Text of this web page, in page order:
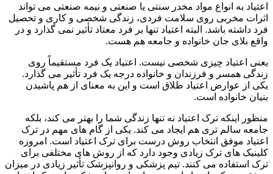
اعتیاد به انواع مواد مخدر سنتی یا صنعتی و نیمه صنعتی می تواند
اثرات مخربی روی سلامت فردی، زندگی شخصی و کاری و تحصیل
فرد داشته باشد. البته اعتیاد تنها بر فرد معتاد تأثیر نمی گذارد و در
واقع بلای جان خانواده و جامعه هم هست.
یعنی اعتیاد چیزی شخصی نیست. اعتیاد یک فرد مستقیماً روی
زندگی همسر و فرزندان و خانواده درجه یک فرد تأثیر می گذارد.
یکی از عوارض اعتیاد طلاق است و این به معنای از هم پاشیدن
بنیان خانواده است.
منظور اینکه ترک اعتیاد نه تنها زندگی شما را بهتر می کند، بلکه
جامعه سالم تری هم ایجاد می کند. یکی از گام های مهم در ترک
اعتیاد موفق انتخاب روش درست برای ترک اعتیاد است. امروزه
کلینیک های ترک زیادی وجود دارد که از روش های مختلفی برای
ترک استفاده می کنند. تیم پزشکی و روانپزشک تأثیر زیادی در میزان